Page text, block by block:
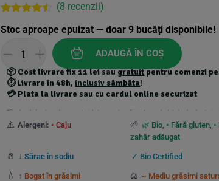
out of 5
customer
ratings
(8 recenzii)
Stoc aproape epuizat — doar9 bucăți disponibile!
ADAUGĂ ÎN COȘ
📦Cost livrare fix 11 leisaugratuitpentru comenzi
⏱️Livrare în 48h,inclusiv sâmbăta!
💳Plata la livrare sau cu cardul online securizat
*Produsele foarte grele au costuri de transport suplimentare calculate la checkout și
⚠️ Alergeni: • Caju 🌱 🌿 Bio, • Fără gluten,
zahăr adăugat
🧂 ↓ Sărac în sodiu ✓ Bio Certified
💧 ↑ Bogat în grăsimi ⚖️ ~ Mediu grăsimi